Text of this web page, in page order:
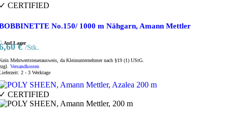
CERTIFIED
No.150/ 1000 m Nähgarn, Amann Mettler
Auf Lager
€ /Stk.
Mehrwertsteuerausweis, da Kleinunternehmer nach §19 (1) UStG.
Versandkosten
2 - 3 Werktage
CERTIFIED